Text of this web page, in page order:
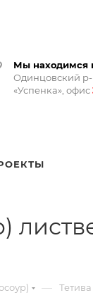
Мы находимся
Одинцовский р-
«Успенка», офис
—